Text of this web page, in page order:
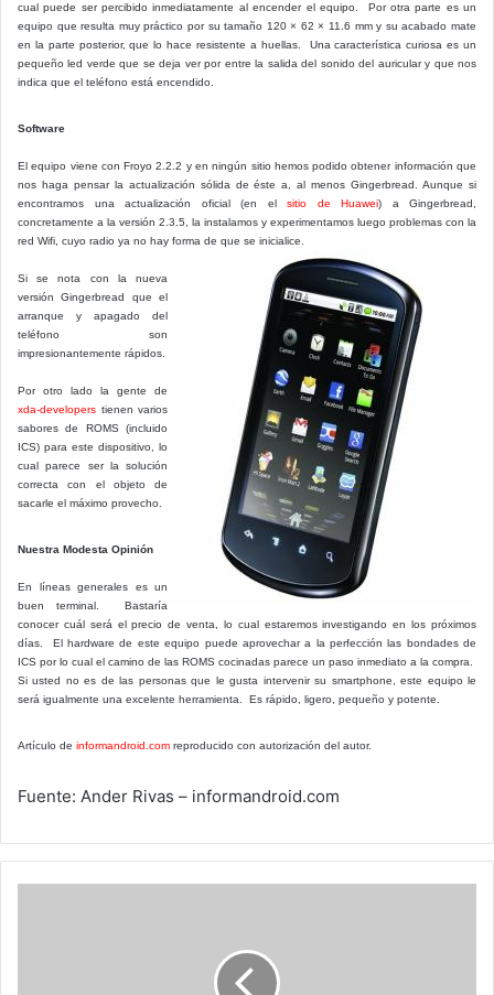
cual puede ser percibido inmediatamente al encender el equipo. Por otra parte es un
equipo que resulta muy práctico por su tamaño 120 × 62 × 11.6 mm y su acabado mate
en la parte posterior, que lo hace resistente a huellas. Una característica curiosa es un
pequeño led verde que se deja ver por entre la salida del sonido del auricular y que nos
indica que el teléfono está encendido.
Software
El equipo viene con Froyo 2.2.2 y en ningún sitio hemos podido obtener información que
nos haga pensar la actualización sólida de éste a, al menos Gingerbread. Aunque si
encontramos una actualización oficial (en el sitio de Huawei) a Gingerbread,
concretamente a la versión 2.3.5, la instalamos y experimentamos luego problemas con la
red Wifi, cuyo radio ya no hay forma de que se inicialice.
Si se nota con la nueva
versión Gingerbread que el
arranque y apagado del
teléfono son
impresionantemente rápidos.
Por otro lado la gente de
xda-developers tienen varios
sabores de ROMS (incluido
ICS) para este dispositivo, lo
cual parece ser la solución
correcta con el objeto de
sacarle el máximo provecho.
Nuestra Modesta Opinión
En líneas generales es un
buen terminal. Bastaría
conocer cuál será el precio de venta, lo cual estaremos investigando en los próximos
días. El hardware de este equipo puede aprovechar a la perfección las bondades de
ICS por lo cual el camino de las ROMS cocinadas parece un paso inmediato a la compra.
Si usted no es de las personas que le gusta intervenir su smartphone, este equipo le
será igualmente una excelente herramienta. Es rápido, ligero, pequeño y potente.
Artículo de informandroid.com reproducido con autorización del autor.
Fuente: Ander Rivas – informandroid.com